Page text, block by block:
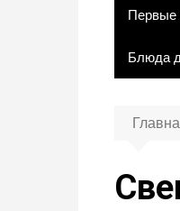
Первые
Блюда